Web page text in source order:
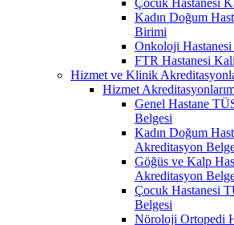
Kadın Doğum
Birimi
Onkoloji
FTR Hastanesi
Hizmet ve Klinik
Hizmet
Genel Hastane
Belgesi
Kadın Doğum
Akreditasyon
Göğüs ve Kalp
Akreditasyon
Çocuk Hastanesi
Belgesi
Nöroloji Ortopedi